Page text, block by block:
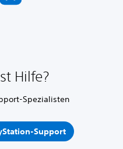
Hilfe?
Spezialisten
Support